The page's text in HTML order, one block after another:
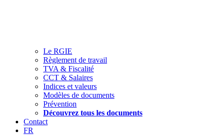
Le RGIE
Règlement de travail
TVA & Fiscalité
CCT & Salaires
Indices et valeurs
Modèles de documents
Prévention
Découvrez tous les documents
Contact
FR